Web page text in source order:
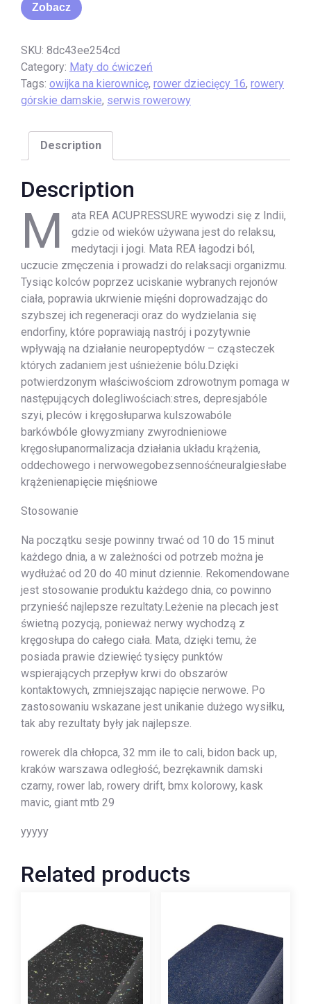
Zobacz
SKU: 8dc43ee254cd
Category: Maty do ćwiczeń
Tags: owijka na kierownicę, rower dziecięcy 16, rowery
górskie damskie, serwis rowerowy
Description
Description
M
ata REA ACUPRESSURE wywodzi się z Indii,
gdzie od wieków używana jest do relaksu,
medytacji i jogi. Mata REA łagodzi ból,
uczucie zmęczenia i prowadzi do relaksacji organizmu.
Tysiąc kolców poprzez uciskanie wybranych rejonów
ciała, poprawia ukrwienie mięśni doprowadzając do
szybszej ich regeneracji oraz do wydzielania się
endorfiny, które poprawiają nastrój i pozytywnie
wpływają na działanie neuropeptydów – cząsteczek
których zadaniem jest uśnieżenie bólu.Dzięki
potwierdzonym właściwościom zdrowotnym pomaga w
następujących dolegliwościach:stres, depresjabóle
szyi, pleców i kręgosłuparwa kulszowabóle
barkówbóle głowyzmiany zwyrodnieniowe
kręgosłupanormalizacja działania układu krążenia,
oddechowego i nerwowegobezsennośćneuralgiesłabe
krążenienapięcie mięśniowe
Stosowanie
Na początku sesje powinny trwać od 10 do 15 minut
każdego dnia, a w zależności od potrzeb można je
wydłużać od 20 do 40 minut dziennie. Rekomendowane
jest stosowanie produktu każdego dnia, co powinno
przynieść najlepsze rezultaty.Leżenie na plecach jest
świetną pozycją, ponieważ nerwy wychodzą z
kręgosłupa do całego ciała. Mata, dzięki temu, że
posiada prawie dziewięć tysięcy punktów
wspierających przepływ krwi do obszarów
kontaktowych, zmniejszając napięcie nerwowe. Po
zastosowaniu wskazane jest unikanie dużego wysiłku,
tak aby rezultaty były jak najlepsze.
rowerek dla chłopca, 32 mm ile to cali, bidon back up,
kraków warszawa odległość, bezrękawnik damski
czarny, rower lab, rowery drift, bmx kolorowy, kask
mavic, giant mtb 29
yyyyy
Related products